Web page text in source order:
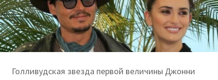
Голливудская звезда первой величины Джонни